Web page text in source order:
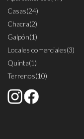
Casas(24)
Chacra(2)
Galpón(1)
Locales comerciales(3)
Quinta(1)
Terrenos(10)